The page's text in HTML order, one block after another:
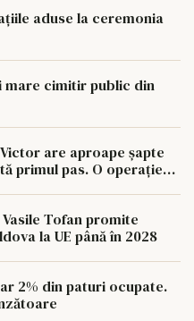
aduse la ceremonia
mare cimitir public din
Victor are aproape șapte
primul pas. O operație
Tofan promite
la UE până în 2028
2% din paturi ocupate.